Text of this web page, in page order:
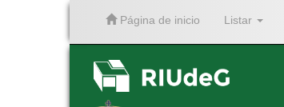
Página de inicio Listar